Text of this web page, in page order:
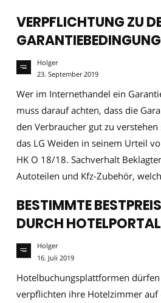
VERPFLICHTUNG ZU
Holger
23. September 2019
Wer im Internethandel ein
muss darauf achten, dass die
den Verbraucher gut zu
das LG Weiden in seinem Urteil
HK O 18/18. Sachverhalt
Autoteilen und Kfz-Zubehör,
BESTIMMTE
DURCH
Holger
16. Juli 2019
Hotelbuchungsplattformen
verpflichten ihre Hotelzimmer auf